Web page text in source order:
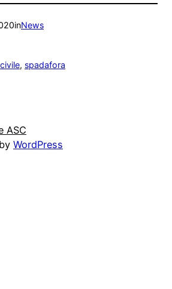
inNews
, spadafora
ASC
WordPress